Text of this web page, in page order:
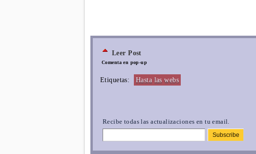
Leer Post
Comenta en pop-up
Etiquetas: Hasta las webs
Recibe todas las actualizaciones en tu email.